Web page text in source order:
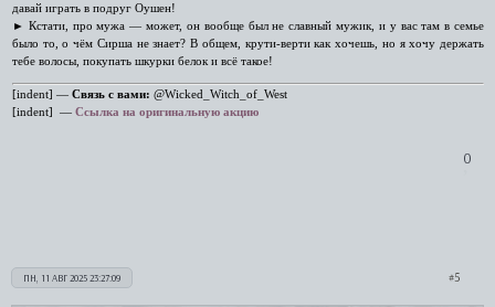
давай играть в подруг Оушен!
► Кстати, про мужа — может, он вообще был не славный мужик, и у вас там в семье
было то, о чём Сирша не знает? В общем, крути-верти как хочешь, но я хочу держать
тебе волосы, покупать шкурки белок и всё такое!
[indent] — Связь с вами: @Wicked_Witch_of_West
[indent] — Ссылка на оригинальную акцию
0
5
ПН, 11 АВГ 2025 23:27:09